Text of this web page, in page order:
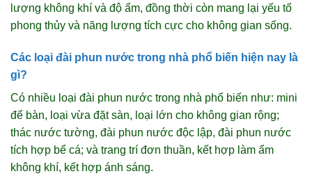
lượng không khí và độ ẩm, đồng thời còn mang lại yếu tố
phong thủy và năng lượng tích cực cho không gian sống.
Các loại đài phun nước trong nhà phổ biến hiện nay là
gì?
Có nhiều loại đài phun nước trong nhà phổ biến như: mini
để bàn, loại vừa đặt sàn, loại lớn cho không gian rộng;
thác nước tường, đài phun nước độc lập, đài phun nước
tích hợp bể cá; và trang trí đơn thuần, kết hợp làm ẩm
không khí, kết hợp ánh sáng.